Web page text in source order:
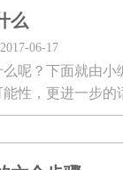
么
06-17
么呢？下面就
性，更进一步
...